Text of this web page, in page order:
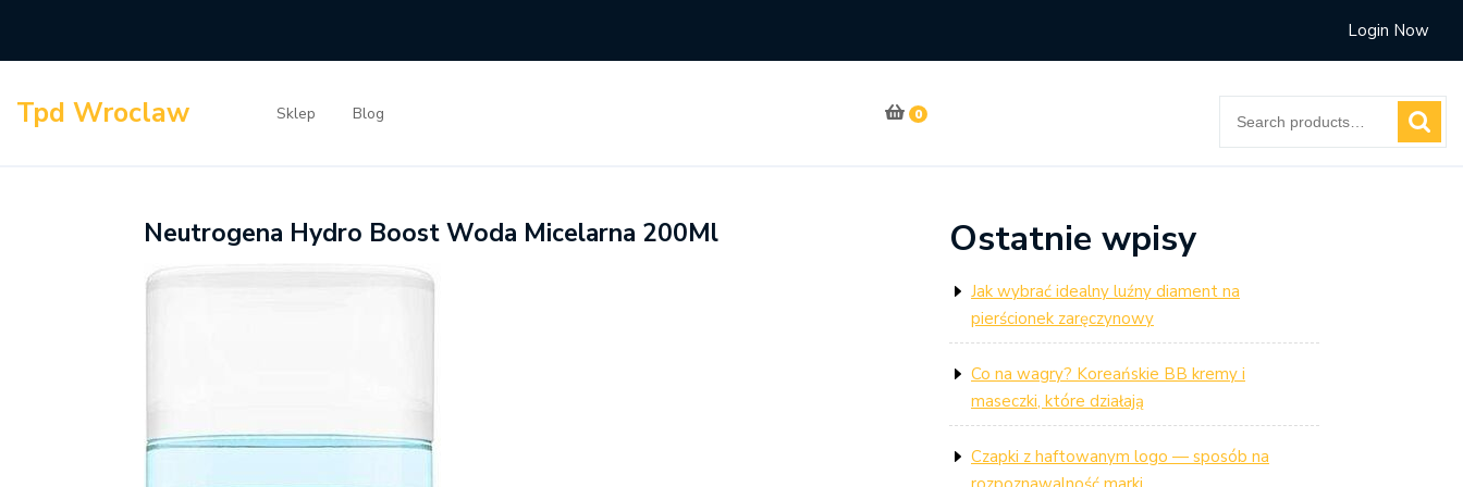
content
Login Now
Tpd Wroclaw Sklep Blog 0
for:
Neutrogena Hydro Boost Woda Micelarna 200Ml Ostatnie wpisy
Jak wybrać idealny luźny diament na
pierścionek zaręczynowy
Co na wagry? Koreańskie BB kremy i
maseczki, które działają
Czapki z haftowanym logo — sposób na